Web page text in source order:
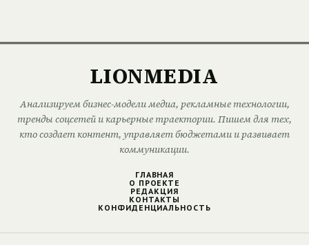
LIONMEDIA
Анализируем бизнес-модели медиа, рекламные технологии,
тренды соцсетей и карьерные траектории. Пишем для тех,
кто создает контент, управляет бюджетами и развивает
коммуникации.
ГЛАВНАЯ
О ПРОЕКТЕ
РЕДАКЦИЯ
КОНТАКТЫ
КОНФИДЕНЦИАЛЬНОСТЬ